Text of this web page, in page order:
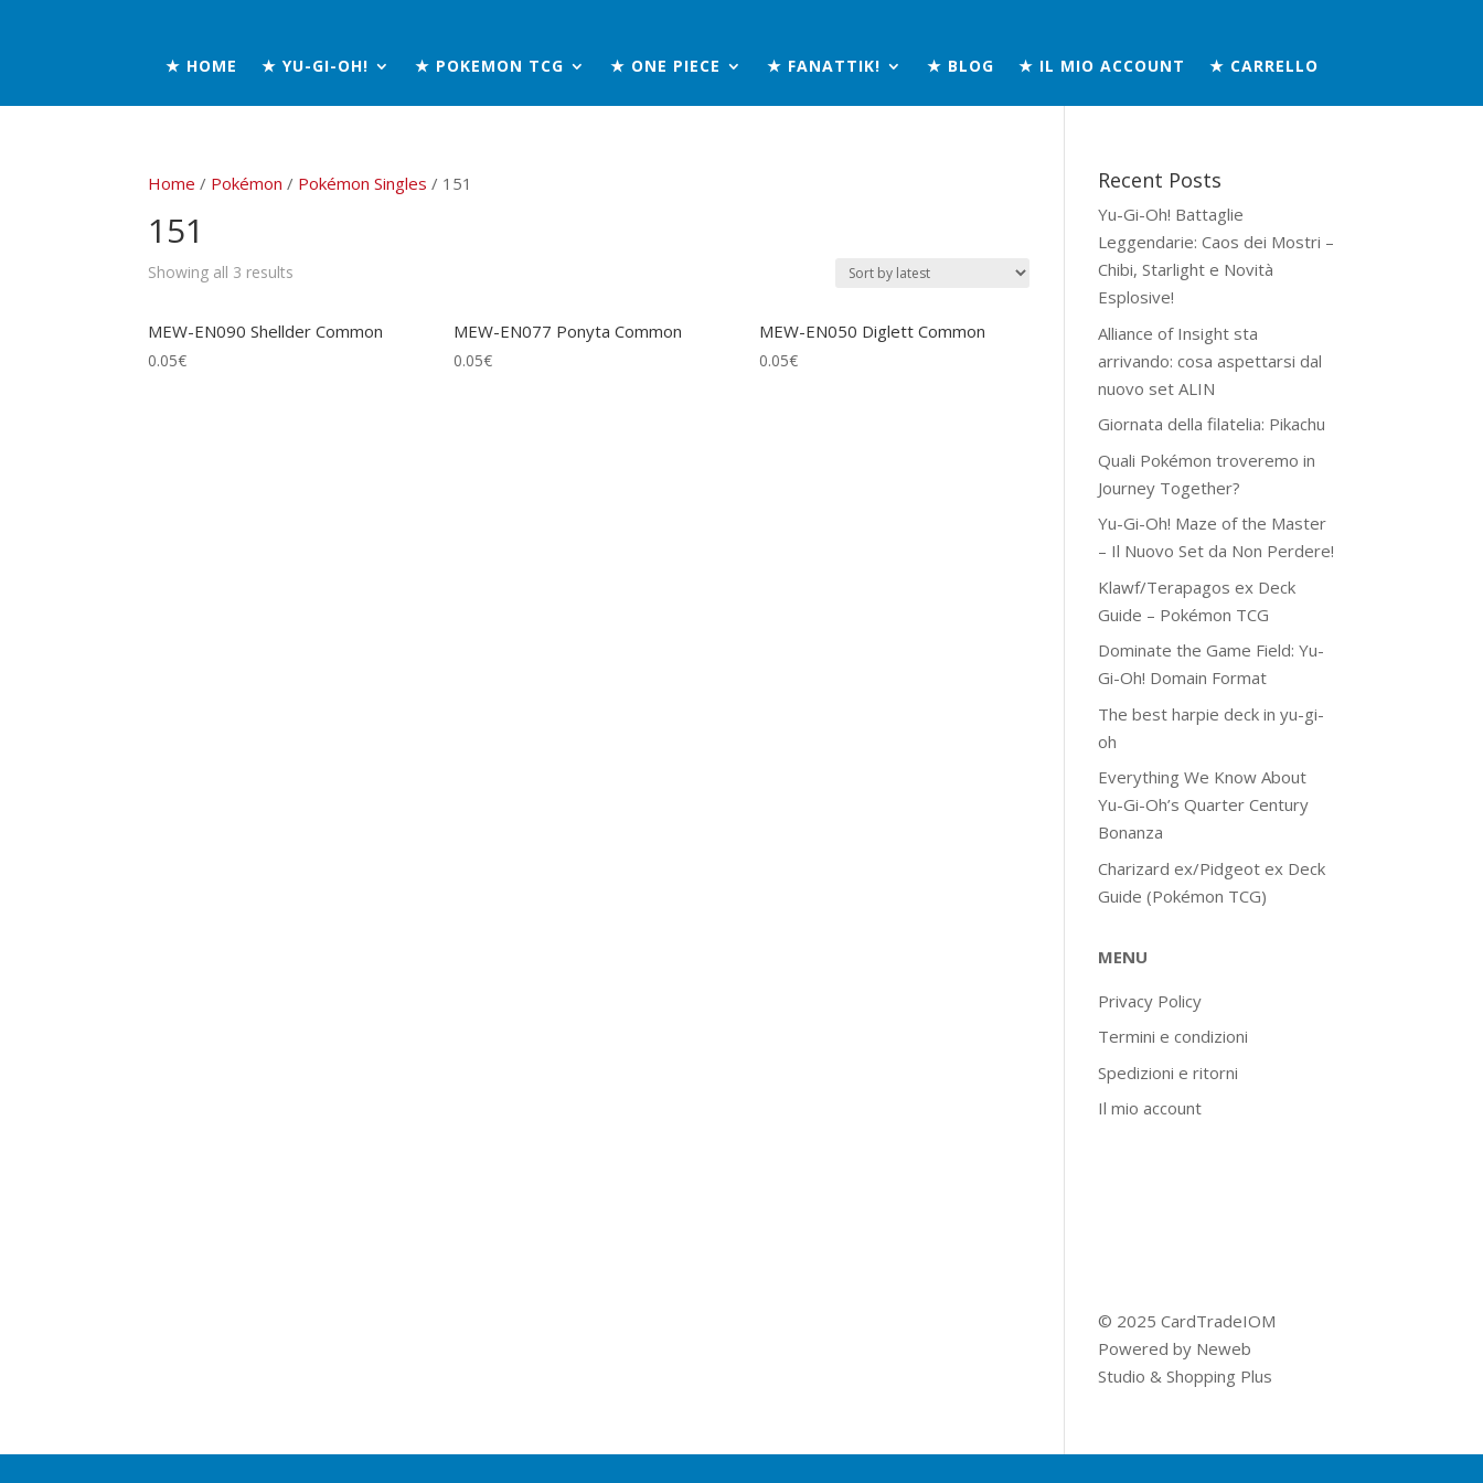
★ HOME ★ YU-GI-OH! ★ POKEMON TCG ★ ONE PIECE ★ FANATTIK! ★ BLOG ★ IL MIO ACCOUNT ★ CARRELLO
Home / Pokémon / Pokémon Singles / 151
151
Showing all 3 results
MEW-EN090 Shellder Common
0.05€
MEW-EN077 Ponyta Common
0.05€
MEW-EN050 Diglett Common
0.05€
Recent Posts
Yu-Gi-Oh! Battaglie
Leggendarie: Caos dei Mostri –
Chibi, Starlight e Novità
Esplosive!
Alliance of Insight sta
arrivando: cosa aspettarsi dal
nuovo set ALIN
Giornata della filatelia: Pikachu
Quali Pokémon troveremo in
Journey Together?
Yu-Gi-Oh! Maze of the Master
– Il Nuovo Set da Non Perdere!
Klawf/Terapagos ex Deck
Guide – Pokémon TCG
Dominate the Game Field: Yu-
Gi-Oh! Domain Format
The best harpie deck in yu-gi-
oh
Everything We Know About
Yu-Gi-Oh’s Quarter Century
Bonanza
Charizard ex/Pidgeot ex Deck
Guide (Pokémon TCG)
MENU
Privacy Policy
Termini e condizioni
Spedizioni e ritorni
Il mio account
© 2025 CardTradeIOM
Powered by Neweb
Studio & Shopping Plus